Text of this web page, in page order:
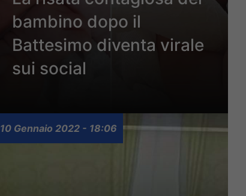
bambino dopo il
Battesimo diventa virale
sui social
10 Gennaio 2022 - 18:06